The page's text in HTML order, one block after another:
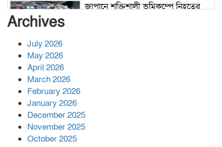
জাপানে শক্তিশালী ভূমিকম্পে নিহতের
Archives
July 2026
May 2026
April 2026
March 2026
February 2026
January 2026
December 2025
November 2025
October 2025